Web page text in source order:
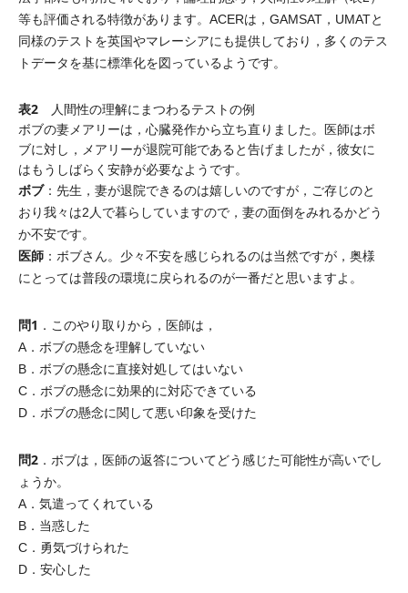
等も評価される特徴があります。ACERは，GAMSAT，UMATと
同様のテストを英国やマレーシアにも提供しており，多くのテス
トデータを基に標準化を図っているようです。
表2 人間性の理解にまつわるテストの例
ボブの妻メアリーは，心臓発作から立ち直りました。医師はボ
ブに対し，メアリーが退院可能であると告げましたが，彼女に
はもうしばらく安静が必要なようです。
ボブ：先生，妻が退院できるのは嬉しいのですが，ご存じのと
おり我々は2人で暮らしていますので，妻の面倒をみれるかどう
か不安です。
医師 ：ボブさん。少々不安を感じられるのは当然ですが，奥様
にとっては普段の環境に戻られるのが一番だと思いますよ。
問1 ．このやり取りから，医師は，
A．ボブの懸念を理解していない
B．ボブの懸念に直接対処してはいない
C．ボブの懸念に効果的に対応できている
D．ボブの懸念に関して悪い印象を受けた
問2 ．ボブは，医師の返答についてどう感じた可能性が高いでし
ょうか。
A．気遣ってくれている
B．当惑した
C．勇気づけられた
D．安心した